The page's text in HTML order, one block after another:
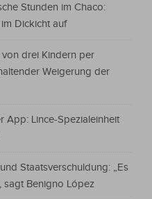
Stunden im Chaco:
Dickicht auf
drei Kindern per
Weigerung der
App: Lince-Spezialeinheit
Staatsverschuldung: „Es
sagt Benigno López